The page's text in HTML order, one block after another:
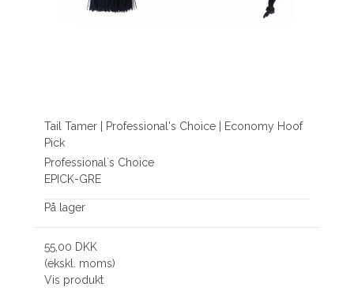
Tail Tamer | Professional's Choice | Economy Hoof
Pick
Professional´s Choice
EPICK-GRE
På lager
55,00 DKK
(ekskl. moms)
Vis produkt